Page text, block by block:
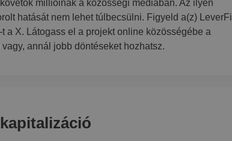
millióinak a közösségi médiában. Az ilyen
hatását nem lehet túlbecsülni. Figyeld a(z) LeverFi
a X. Látogass el a projekt online közösségébe a
annál jobb döntéseket hozhatsz.